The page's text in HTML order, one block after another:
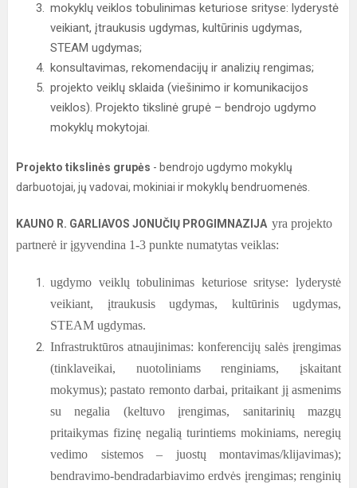
mokyklų veiklos tobulinimas keturiose srityse: lyderystė
veikiant, įtraukusis ugdymas, kultūrinis ugdymas,
STEAM ugdymas;
konsultavimas, rekomendacijų ir analizių rengimas;
projekto veiklų sklaida (viešinimo ir komunikacijos
veiklos). Projekto tikslinė grupė – bendrojo ugdymo
mokyklų mokytojai.
Projekto tikslinės grupės - bendrojo ugdymo mokyklų
darbuotojai, jų vadovai, mokiniai ir mokyklų bendruomenės.
KAUNO R. GARLIAVOS JONUČIŲ PROGIMNAZIJA yra projekto
partnerė ir įgyvendina 1-3 punkte numatytas veiklas:
ugdymo veiklų tobulinimas keturiose srityse: lyderystė
veikiant, įtraukusis ugdymas, kultūrinis ugdymas,
STEAM ugdymas.
Infrastruktūros atnaujinimas: konferencijų salės įrengimas
(tinklaveikai, nuotoliniams renginiams, įskaitant
mokymus); pastato remonto darbai, pritaikant jį asmenims
su negalia (keltuvo įrengimas, sanitarinių mazgų
pritaikymas fizinę negalią turintiems mokiniams, neregių
vedimo sistemos – juostų montavimas/klijavimas);
bendravimo-bendradarbiavimo erdvės įrengimas; renginių